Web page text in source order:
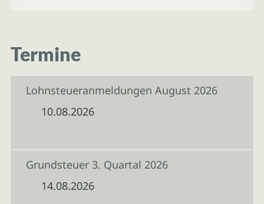
Termine
Lohnsteueranmeldungen August 2026
10.08.2026
Grundsteuer 3. Quartal 2026
14.08.2026